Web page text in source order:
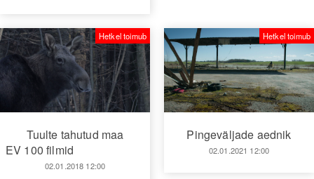
Tuulte tahutud maa
EV 100 filmid
02.01.2018 12:00
Hetkel toimub
Pingeväljade aednik
02.01.2021 12:00
Hetkel toimub